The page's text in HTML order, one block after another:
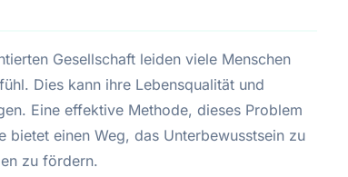
Gesellschaft leiden viele Menschen
Dies kann ihre Lebensqualität und
Eine effektive Methode, dieses Problem
bietet einen Weg, das Unterbewusstsein zu
zu fördern.